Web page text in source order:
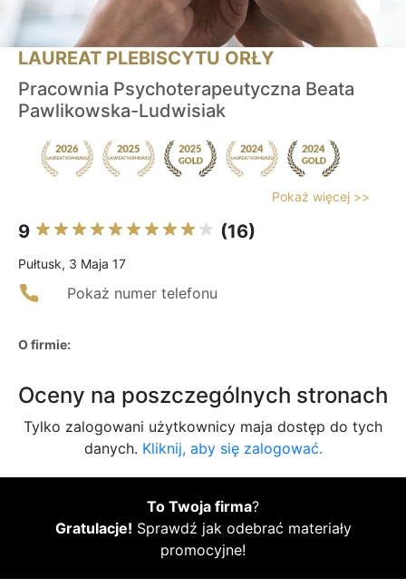
LAUREAT PLEBISCYTU ORŁY
Pracownia Psychoterapeutyczna Beata
Pawlikowska-Ludwisiak
Pokaż więcej >>
9 (16)
Pułtusk, 3 Maja 17
Pokaż numer telefonu
O firmie:
Oceny na poszczególnych stronach
Tylko zalogowani użytkownicy maja dostęp do tych
danych. Kliknij, aby się zalogować.
To Twoja firma?
Gratulacje! Sprawdź jak odebrać materiały
promocyjne!